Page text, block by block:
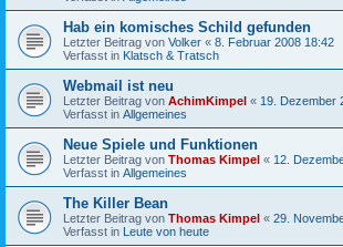
Hab ein komisches Schild gefunden
Letzter Beitrag von Volker « 8. Februar 2008 18:42
Verfasst in Klatsch & Tratsch
Webmail ist neu
Letzter Beitrag von AchimKimpel « 19. Dezember
Verfasst in Allgemeines
Neue Spiele und Funktionen
Letzter Beitrag von Thomas Kimpel « 12.
Verfasst in Allgemeines
The Killer Bean
Letzter Beitrag von Thomas Kimpel « 29.
Verfasst in Leute von heute